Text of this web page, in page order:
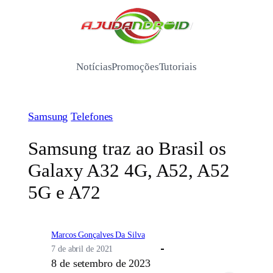
/
NotíciasPromoçõesTutoriais
Samsung Telefones
Samsung traz ao Brasil os
Galaxy A32 4G, A52, A52
5G e A72
Marcos Gonçalves Da Silva
7 de abril de 2021
8 de setembro de 2023